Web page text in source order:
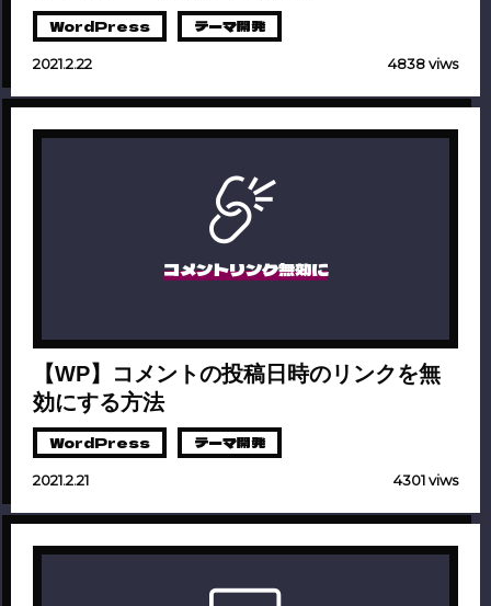
WordPress テーマ開発
2021.2.22 4838 viws
コメントリンク無効に
【WP】コメントの投稿日時のリンクを無
効にする方法
WordPress テーマ開発
2021.2.21 4301 viws